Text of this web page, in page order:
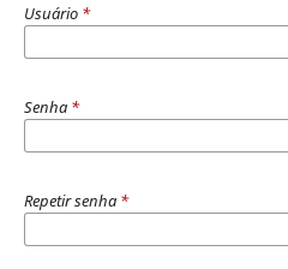
Usuário *
Senha *
Repetir senha *